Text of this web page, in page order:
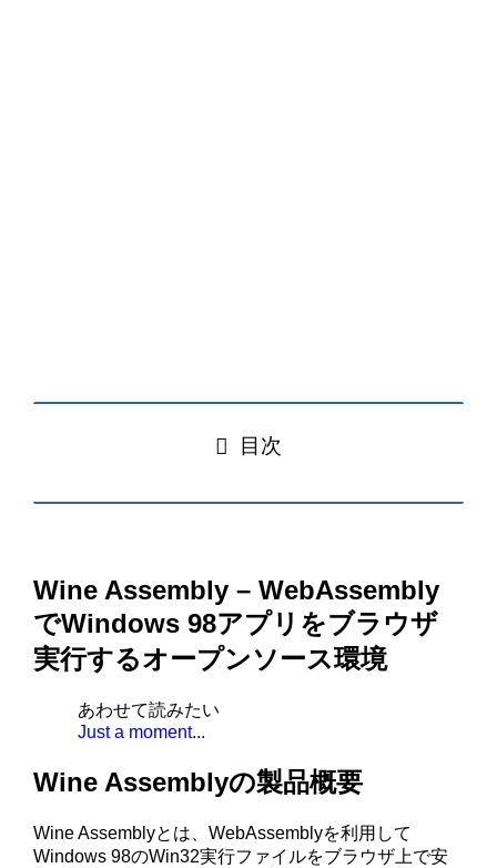
目次
Wine Assembly – WebAssembly
でWindows 98アプリをブラウザ
実行するオープンソース環境
あわせて読みたい
Just a moment...
Wine Assemblyの製品概要
Wine Assemblyとは、WebAssemblyを利用して
Windows 98のWin32実行ファイルをブラウザ上で安